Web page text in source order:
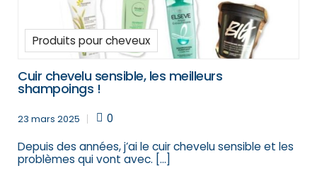
Produits pour cheveux
Cuir chevelu sensible, les meilleurs
shampoings !
23 mars 2025
0
Depuis des années, j’ai le cuir chevelu sensible et les
problèmes qui vont avec. […]